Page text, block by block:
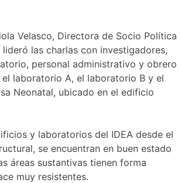
Velasco, Directora de Socio Política
las charlas con investigadores,
personal administrativo y obrero
laboratorio A, el laboratorio B y el
Neonatal, ubicado en el edificio
y laboratorios del IDEA desde el
se encuentran en buen estado
áreas sustantivas tienen forma
muy resistentes.